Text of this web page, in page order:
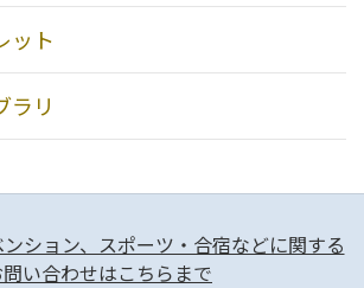
ット
ラリ
ション、スポーツ・合宿などに関する
い合わせはこちらまで